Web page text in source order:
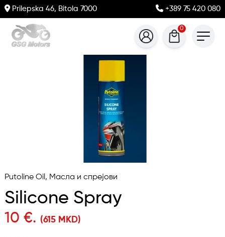
Prilepska 46, Bitola 7000 +389 75 420 080
0
Putoline Oil, Масла и спрејови
Silicone Spray
10 €. (615 MKD)